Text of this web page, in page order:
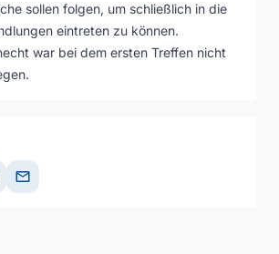
sollen folgen, um schließlich in die
eintreten zu können.
war bei dem ersten Treffen nicht
mail